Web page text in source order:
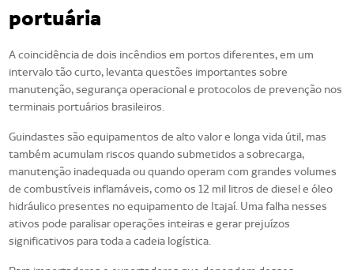
portuária
A coincidência de dois incêndios em portos diferentes, em um
intervalo tão curto, levanta questões importantes sobre
manutenção, segurança operacional e protocolos de prevenção nos
terminais portuários brasileiros.
Guindastes são equipamentos de alto valor e longa vida útil, mas
também acumulam riscos quando submetidos a sobrecarga,
manutenção inadequada ou quando operam com grandes volumes
de combustíveis inflamáveis, como os 12 mil litros de diesel e óleo
hidráulico presentes no equipamento de Itajaí. Uma falha nesses
ativos pode paralisar operações inteiras e gerar prejuízos
significativos para toda a cadeia logística.